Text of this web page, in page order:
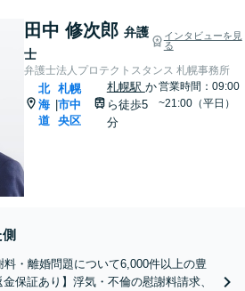
田中 修次郎 弁護
士
インタビューを見
る
弁護士法人プロテクトスタンス 札幌事務所
北
海
道
|
札幌
市中
央区
札幌駅 か
ら徒歩5
分
営業時間：09:00
~21:00（平日）
料・離婚問題について6,000件以上の豊
保証あり】浮気・不倫の慰謝料請求、